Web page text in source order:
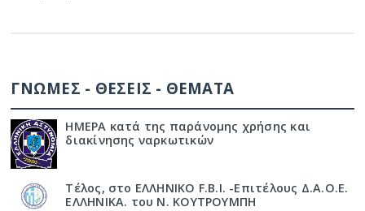
ΓΝΩΜΕΣ - ΘΕΣΕΙΣ - ΘΕΜΑΤΑ
ΗΜΕΡΑ κατά της παράνομης χρήσης και
διακίνησης ναρκωτικών
Τέλος, στο ΕΛΛΗΝΙΚΟ F.B.I. -Επιτέλους Δ.Α.Ο.Ε.
ΕΛΛΗΝΙΚΑ. του Ν. ΚΟΥΤΡΟΥΜΠΗ